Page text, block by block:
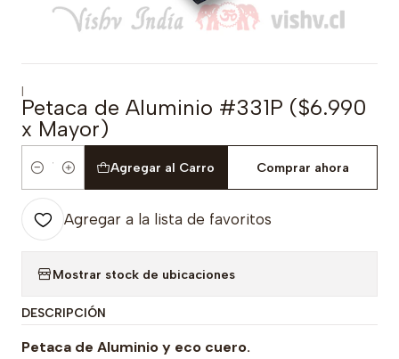
|
Petaca de Aluminio #331P ($6.990
x Mayor)
Cantidad
Agregar al Carro Comprar ahora
Agregar a la lista de favoritos
Mostrar stock de ubicaciones
DESCRIPCIÓN
Petaca de Aluminio y eco cuero.